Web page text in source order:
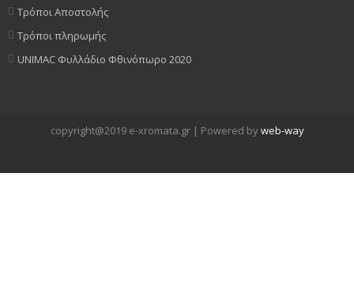
Τρόποι Αποστολής
Τρόποι πληρωμής
UNIMAC Φυλλάδιο Φθινόπωρο 2020
copyright@2019 e-xromata.gr | Powered byweb-way